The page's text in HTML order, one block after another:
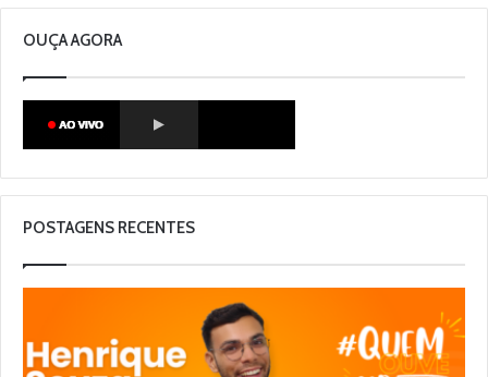
OUÇA AGORA
POSTAGENS RECENTES